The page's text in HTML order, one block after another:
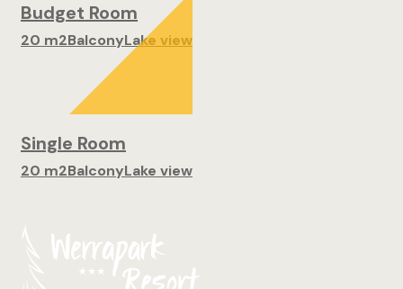
Budget Room
20 m2BalconyLake view
Single Room
20 m2BalconyLake view